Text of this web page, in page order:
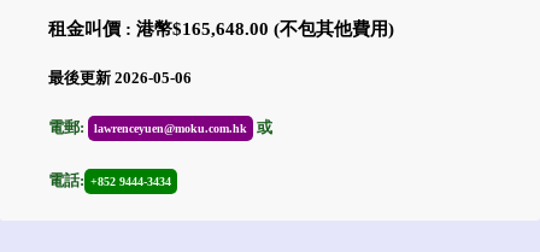
租金叫價 : 港幣$165,648.00 (不包其他費用)
最後更新 2026-05-06
電郵: lawrenceyuen@moku.com.hk 或
電話: +852 9444-3434